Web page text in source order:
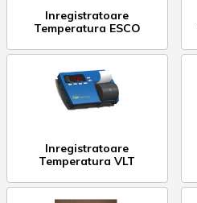
Inregistratoare
Temperatura ESCO
Inregistratoare
Temperatura VLT